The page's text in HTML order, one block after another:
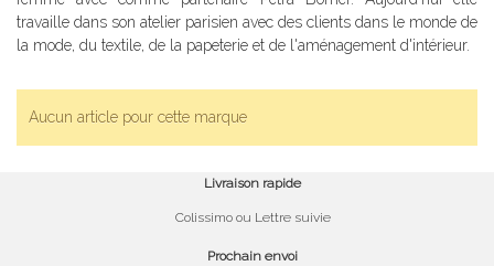
travaille dans son atelier parisien avec des clients dans le monde de
la mode, du textile, de la papeterie et de l'aménagement d'intérieur.
Aucun article pour cette marque
Livraison rapide
Colissimo ou Lettre suivie
Prochain envoi